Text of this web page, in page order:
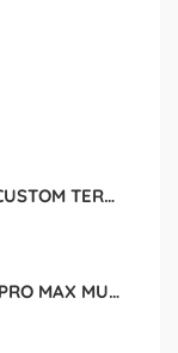
SUPPLIER WALLPAPER CUSTOM TERBAIK MALANG
JUAL APPLE IPHONE 17 PRO MAX MURAH DAN ORIGINAL